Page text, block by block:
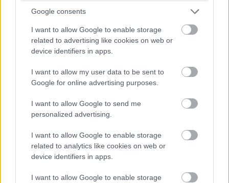
Google consents
I want to allow Google to enable storage
related to advertising like cookies on web or
device identifiers in apps.
I want to allow my user data to be sent to
Google for online advertising purposes.
I want to allow Google to send me
personalized advertising.
I want to allow Google to enable storage
related to analytics like cookies on web or
device identifiers in apps.
I want to allow Google to enable storage